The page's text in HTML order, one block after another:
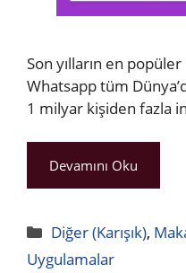
Son yılların en popüler
Whatsapp tüm
1 milyar kişiden fazla
Devamını Oku
Kategoriler
Diğer (Karışık),
Uygulamalar